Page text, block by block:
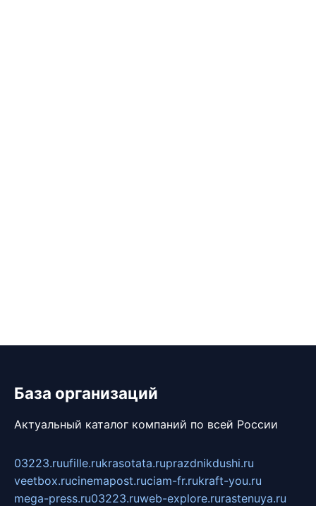
База организаций
Актуальный каталог компаний по всей России
03223.ruufille.rukrasotata.ruprazdnikdushi.ru
veetbox.rucinemapost.ruciam-fr.rukraft-you.ru
mega-press.ru03223.ruweb-explore.rurastenuya.ru